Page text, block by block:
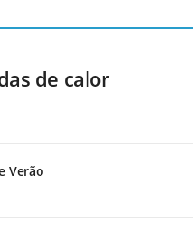
de calor
Verão